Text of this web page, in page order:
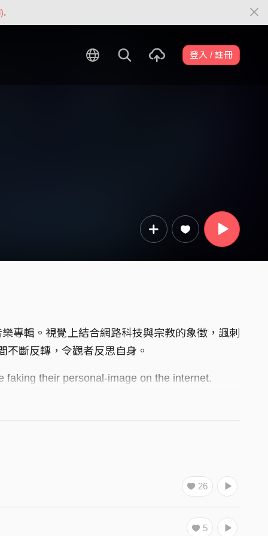
.
登入 / 註冊
專輯。視覺上結合網路科技與宗教的象徵，諷刺
不斷反轉，令觀者反思自身。
faking their personal-image on the internet.
26
5